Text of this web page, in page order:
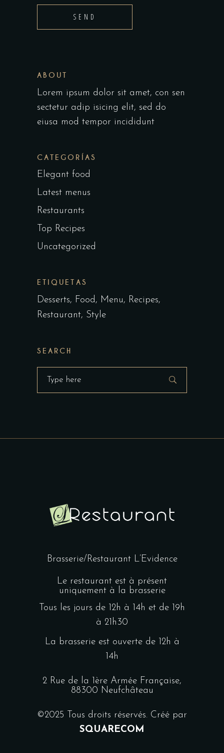
SEND
ABOUT
Lorem ipsum dolor sit amet, con sen
sectetur adip isicing elit, sed do
eiusa mod tempor incididunt
CATEGORÍAS
Elegant food
Latest menus
Restaurants
Top Recipes
Uncategorized
ETIQUETAS
Desserts Food Menu
Recipes
Restaurant Style
SEARCH
Brasserie/Restaurant L’Evidence
Le restaurant est à présent
uniquement à la brasserie
Tous les jours de 12h à 14h et de 19h
à 21h30
La brasserie est ouverte de 12h à
14h
2 Rue de la 1ère Armée Française,
88300 Neufchâteau
©2025 Tous droits réservés. Créé par
SQUARECOM